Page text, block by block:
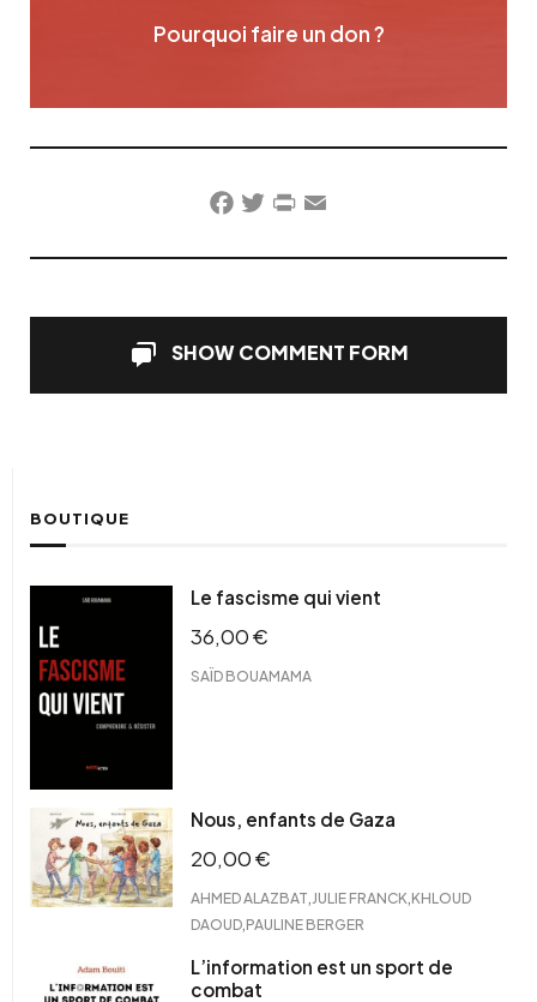
Pourquoi faire un don ?
Facebook
TwitterPrintFriendly
Email
SHOW COMMENT FORM
BOUTIQUE
Le fascisme qui vient
36,00€
SAÏD BOUAMAMA
Nous, enfants de Gaza
20,00€
AHMED ALAZBAT JULIE FRANCK KHLOUD
DAOUD PAULINE BERGER
L’information est un sport de
combat